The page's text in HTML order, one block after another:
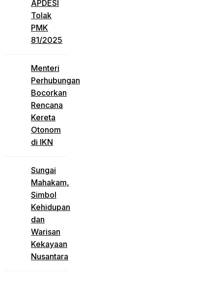
APDESI
Tolak
PMK
81/2025
Menteri
Perhubungan
Bocorkan
Rencana
Kereta
Otonom
di IKN
Sungai
Mahakam,
Simbol
Kehidupan
dan
Warisan
Kekayaan
Nusantara